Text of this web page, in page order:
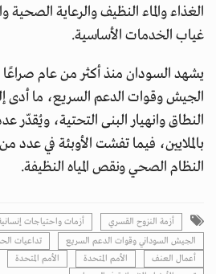
الغذاء والماء النظيف والرعاية الصحية
غياب الخدمات الأساسية.
يشهد السودان منذ أكثر من عام
الجيش وقوات الدعم السريع، ما أدى
النطاق وانهيار البنى التحتية، ويُقدّر
بالملايين، فيما تفشت الأوبئة في
النظام الصحي ونقص المياه النظيفة.
أزمة النزوح القسري
أزمات واحتياجات
الجيش السوداني وقوات الدعم السريع
تداعيات
أعمال العنف
الأمم المتحدة
اﻷمم المتحدة